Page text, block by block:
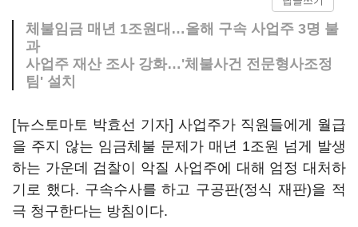
체불임금 매년 1조원대…올해 구속 사업주 3명 불
과
사업주 재산 조사 강화…'체불사건 전문형사조정
팀' 설치
[뉴스토마토 박효선 기자] 사업주가 직원들에게 월급
을 주지 않는 임금체불 문제가 매년 1조원 넘게 발생
하는 가운데 검찰이 악질 사업주에 대해 엄정 대처하
기로 했다. 구속수사를 하고 구공판(정식 재판)을 적
극 청구한다는 방침이다.